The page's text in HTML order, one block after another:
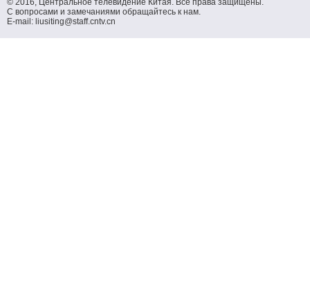
© 2016, Центральное телевидение Китая. Все права защищены.
С вопросами и замечаниями обращайтесь к нам.
E-mail: liusiting@staff.cntv.cn